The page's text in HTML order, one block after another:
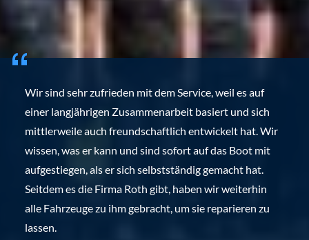
Wir sind sehr zufrieden mit dem Service, weil es auf
einer langjährigen Zusammenarbeit basiert und sich
mittlerweile auch freundschaftlich entwickelt hat. Wir
wissen, was er kann und sind sofort auf das Boot mit
aufgestiegen, als er sich selbstständig gemacht hat.
Seitdem es die Firma Roth gibt, haben wir weiterhin
alle Fahrzeuge zu ihm gebracht, um sie reparieren zu
lassen.